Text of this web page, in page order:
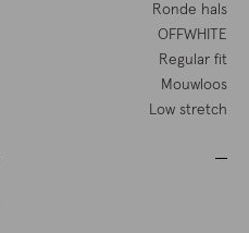
Ronde hals
OFFWHITE
Regular fit
Mouwloos
Low stretch